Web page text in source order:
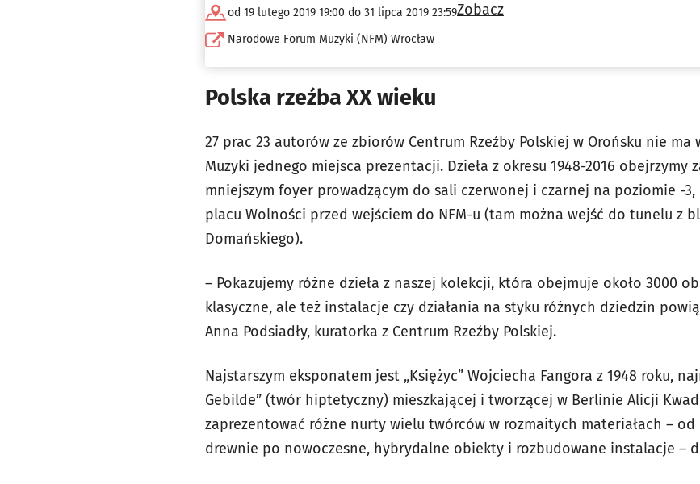
od 19 lutego 2019 19:00 do 31 lipca 2019 23:59
Narodowe Forum Muzyki (NFM) Wrocław
Zobacz
Polska rzeźba XX wieku
27 prac 23 autorów ze zbiorów Centrum Rzeźby Polskiej w Orońsku nie ma
Muzyki jednego miejsca prezentacji. Dzieła z okresu 1948-2016 obejrzymy
mniejszym foyer prowadzącym do sali czerwonej i czarnej na poziomie -
placu Wolności przed wejściem do NFM-u (tam można wejść do tunelu z
Domańskiego).
– Pokazujemy różne dzieła z naszej kolekcji, która obejmuje około 3000
klasyczne, ale też instalacje czy działania na styku różnych dziedzin
Anna Podsiadły, kuratorka z Centrum Rzeźby Polskiej.
Najstarszym eksponatem jest „Księżyc” Wojciecha Fangora z 1948 roku,
Gebilde” (twór hiptetyczny) mieszkającej i tworzącej w Berlinie Alicji
zaprezentować różne nurty wielu twórców w rozmaitych materiałach –
drewnie po nowoczesne, hybrydalne obiekty i rozbudowane instalacje –